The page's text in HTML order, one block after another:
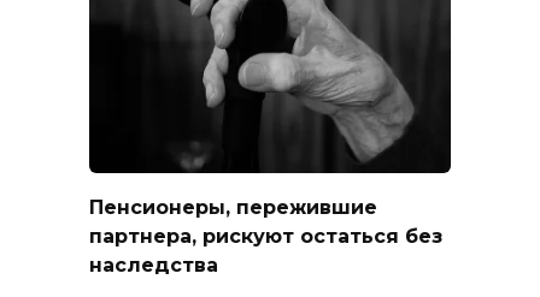
Пенсионеры, пережившие
партнера, рискуют остаться без
наследства